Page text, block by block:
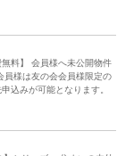
料】 会員様へ未公開物件
員様は友の会会員様限定の
込みが可能となります。